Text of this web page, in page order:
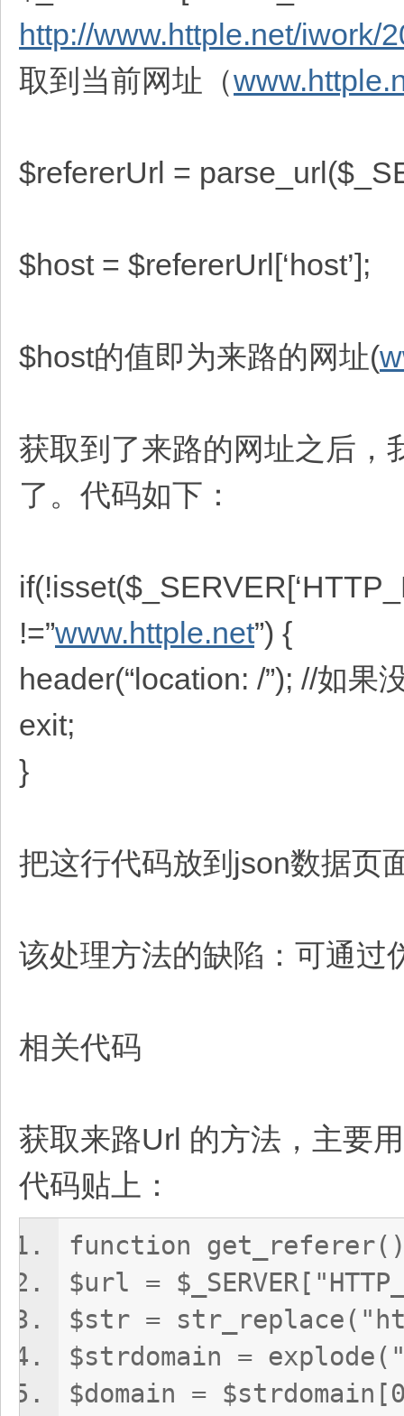
http://www.httple.net/iwork/
取到当前网址（
$refererUrl =
$host = $refererUrl[‘host’];
$host的值即为来路的网址(
获取到了来路的网址之后，
了。代码如下：
!=”www.httple.net”) {
header(“location: /”); //如
exit;
}
把这行代码放到json数据页
该处理方法的缺陷：可通过
相关代码
获取来路Url 的方法，主要
代码贴上：
function
$url =
$str =
$strdomain =
$domain =